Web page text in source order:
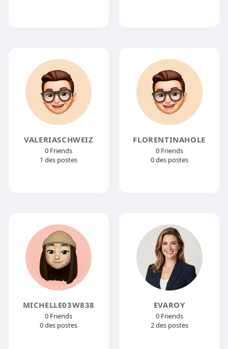
VALERIASCHWEIZ
0 Friends
1 des postes
FLORENTINAHOLE
0 Friends
0 des postes
MICHELLE03W838
0 Friends
0 des postes
EVAROY
0 Friends
2 des postes